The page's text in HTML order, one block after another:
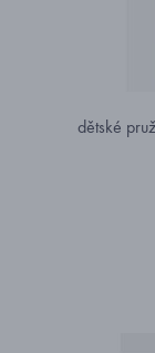
dětské